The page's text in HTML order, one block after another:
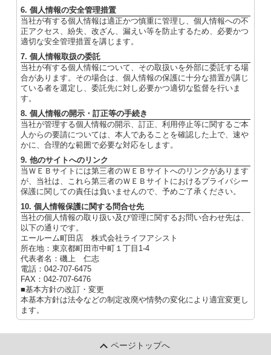
6. 個人情報の安全管理措置
当社が有する個人情報は適正かつ慎重に管理し、個人情報への不
正アクセス、紛失、改ざん、漏えい等を防止するため、必要かつ
適切な安全管理措置を講じます。
7. 個人情報取扱の委託
当社が有する個人情報について、その取扱いを外部に委託する場
合があります。その場合は、個人情報の保護に十分な措置が講じ
ている者を選定し、委託先に対し必要かつ適切な監督を行いま
す。
8. 個人情報の開示・訂正等の手続き
当社が管理する個人情報の開示、訂正、利用停止等に関するご本
人からの要請については、本人であることを確認した上で、速や
かに、合理的な範囲で必要な対応をします。
9. 他のサイトへのリンク
当ＷＥＢサイトには第三者のＷＥＢサイトへのリンクがあります
が、当社は、これら第三者のＷＥＢサイトにおけるプライバシー
保護に関しての責任は負いませんので、予めご了承ください。
10. 個人情報保護に関する問合せ先
当社の個人情報の取り扱い及び管理に関するお問い合わせ先は、
以下の通りです。
エールーム町田店 株式会社ライフアシスト
所在地：東京都町田市中町１丁目1-4
代表者名：磯上 仁志
電話：042-707-6475
FAX：042-707-6476
■基本方針の改訂・変更
本基本方針は法令などの制定改廃や情勢の変化により適宜変更し
ます。
ページトップへ